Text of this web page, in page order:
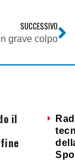
SUCCESSIVO
grave colpo
il